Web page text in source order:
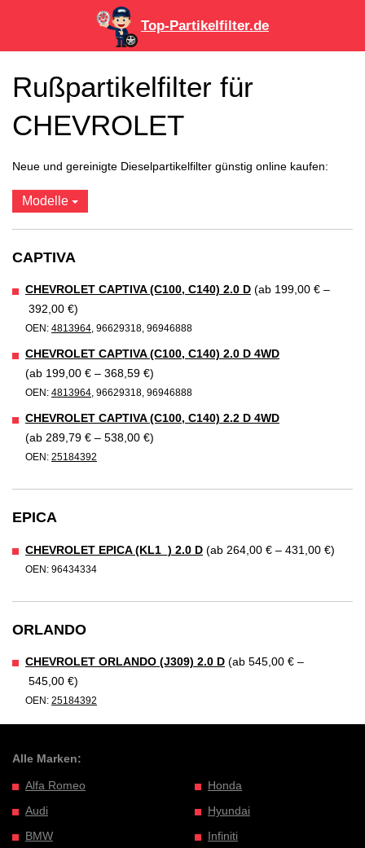
Top-Partikelfilter.de
Rußpartikelfilter für
CHEVROLET
Neue und gereinigte Dieselpartikelfilter günstig online kaufen:
Modelle
CAPTIVA
CHEVROLET CAPTIVA (C100, C140) 2.0 D (ab 199,00 € –
392,00 €)
OEN: 4813964, 96629318, 96946888
CHEVROLET CAPTIVA (C100, C140) 2.0 D 4WD
(ab 199,00 € – 368,59 €)
OEN: 4813964, 96629318, 96946888
CHEVROLET CAPTIVA (C100, C140) 2.2 D 4WD
(ab 289,79 € – 538,00 €)
OEN: 25184392
EPICA
CHEVROLET EPICA (KL1_) 2.0 D (ab 264,00 € – 431,00 €)
OEN: 96434334
ORLANDO
CHEVROLET ORLANDO (J309) 2.0 D (ab 545,00 € –
545,00 €)
OEN: 25184392
Alle Marken:
Alfa Romeo
Audi
BMW
Honda
Hyundai
Infiniti